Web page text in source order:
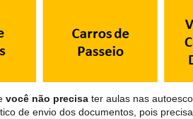
você não precisa ter aulas nas
de envio dos documentos, pois